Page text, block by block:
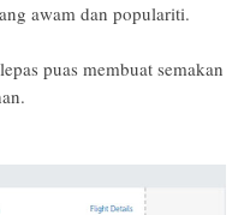
awam dan populariti.
puas membuat semakan